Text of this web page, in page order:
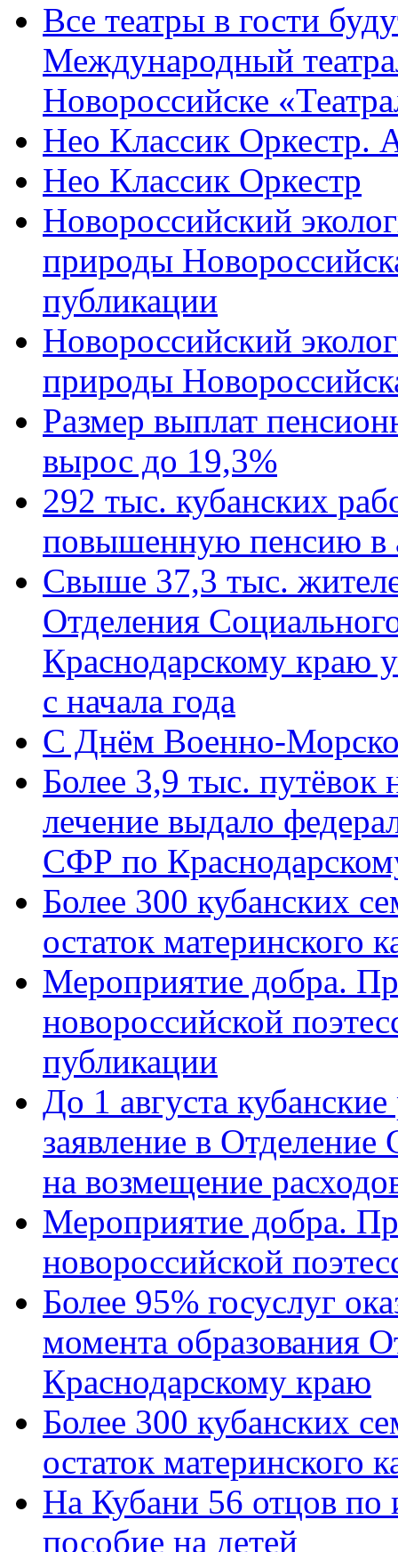
Все театры в гости
Международный
Новороссийске
Нео Классик Оркестр.
Нео Классик Оркестр
Новороссийский
природы
публикации
Новороссийский
природы
Размер выплат
вырос до 19,3%
292 тыс. кубанских
повышенную пенсию в
Свыше 37,3 тыс.
Отделения
Краснодарскому краю
с начала года
C Днём Военно-
Более 3,9 тыс. путёвок
лечение выдало
СФР по
Более 300 кубанских
остаток материнского
Мероприятие добра.
новороссийской
публикации
До 1 августа
заявление в
на возмещение
Мероприятие добра.
новороссийской
Более 95% госуслуг
момента образования
Краснодарскому краю
Более 300 кубанских
остаток материнского
На Кубани 56 отцов по
пособие на детей